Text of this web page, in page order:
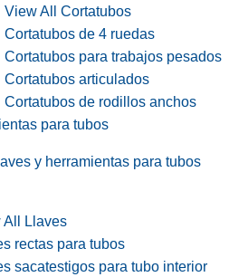
View All Cortatubos
Cortatubos de 4 ruedas
Cortatubos para trabajos pesados
Cortatubos articulados
Cortatubos de rodillos anchos
para tubos
y herramientas para tubos
All Llaves
rectas para tubos
sacatestigos para tubo interior